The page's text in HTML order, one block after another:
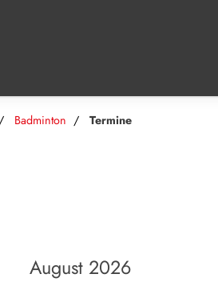
Badminton Termine
August 2026